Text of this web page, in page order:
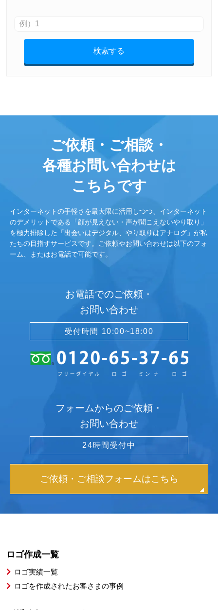
検索する
ご依頼・ご相談・
各種お問い合わせは
こちらです
インターネットの手軽さを最大限に活用しつつ、インターネット
のデメリットである「顔が見えない・声が聞こえないやり取り」
を極力排除した「出会いはデジタル、やり取りはアナログ」が私
たちの目指すサービスです。ご依頼やお問い合わせは以下のフォ
ーム、またはお電話で可能です。
お電話でのご依頼・
お問い合わせ
受付時間 10:00~18:00
フォームからのご依頼・
お問い合わせ
24時間受付中
ご依頼・ご相談フォームはこちら
ロゴ作成一覧
ロゴ実績一覧
ロゴを作成されたお客さまの事例